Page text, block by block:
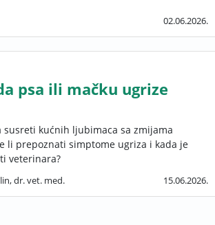
02.06.2026.
psa ili mačku ugrize
kućnih ljubimaca sa zmijama
li prepoznati simptome ugriza i kada je
veterinara?
dr. vet. med. 15.06.2026.